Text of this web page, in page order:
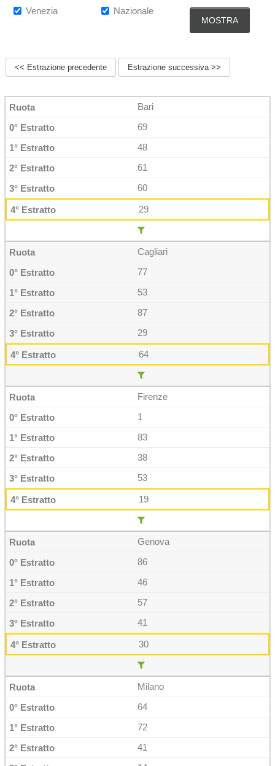
Venezia
Nazionale
<< Estrazione precedente Estrazione successiva >>
Bari
69
48
61
60
29
Cagliari
77
53
87
29
64
Firenze
1
83
38
53
19
Genova
86
46
57
41
30
Milano
64
72
41